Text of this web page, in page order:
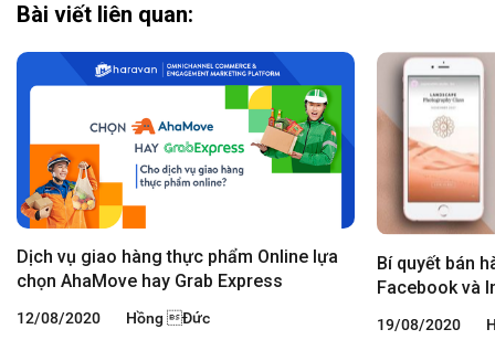
Bài viết liên quan:
Dịch vụ giao hàng thực phẩm Online lựa
chọn AhaMove hay Grab Express
12/08/2020 Hồng Đức
Bí quyết bán
Facebook và
19/08/2020